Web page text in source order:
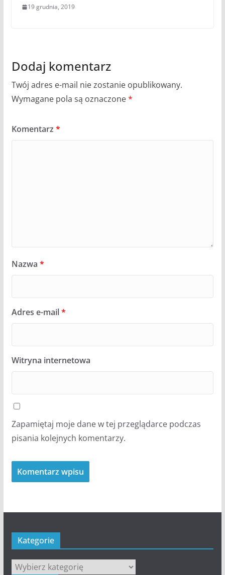
19 grudnia, 2019
Dodaj komentarz
Twój adres e-mail nie zostanie opublikowany.
Wymagane pola są oznaczone*
Komentarz *
Nazwa *
Adres e-mail*
Witryna internetowa
Zapamiętaj moje dane w tej przeglądarce podczas
pisania kolejnych komentarzy.
Kategorie
Kategorie